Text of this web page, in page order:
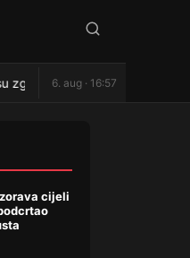
prije nego što joj je
6. aug · 16:57
cijeli